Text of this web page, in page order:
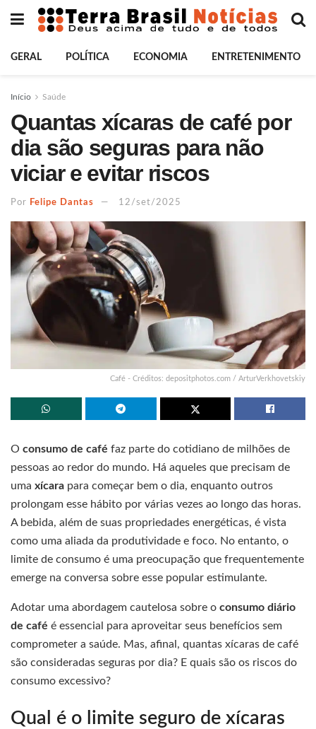
GERAL POLÍTICA ECONOMIA ENTRETENIMENTO
Início Saúde
Quantas xícaras de café por
dia são seguras para não
viciar e evitar riscos
Por Felipe Dantas 12/set/2025
Café - Créditos: depositphotos.com / ArturVerkhovetskiy
O consumo de café faz parte do cotidiano de milhões de
pessoas ao redor do mundo. Há aqueles que precisam de
uma xícara para começar bem o dia, enquanto outros
prolongam esse hábito por várias vezes ao longo das horas.
A bebida, além de suas propriedades energéticas, é vista
como uma aliada da produtividade e foco. No entanto, o
limite de consumo é uma preocupação que frequentemente
emerge na conversa sobre esse popular estimulante.
Adotar uma abordagem cautelosa sobre o consumo diário
de café é essencial para aproveitar seus benefícios sem
comprometer a saúde. Mas, afinal, quantas xícaras de café
são consideradas seguras por dia? E quais são os riscos do
consumo excessivo?
Qual é o limite seguro de xícaras